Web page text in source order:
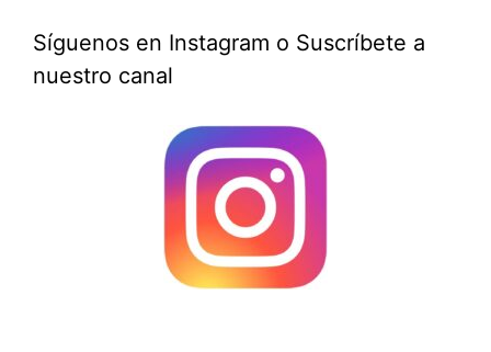
Síguenos en Instagram o Suscríbete a
nuestro canal